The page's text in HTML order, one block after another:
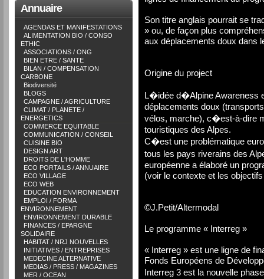
Annuaire
AGENDAS ET MANIFESTATIONS
ALIMENTATION BIO / CONSO
ETHIC
ASSOCIATIONS / ONG
BIEN ETRE / SANTE
BILAN / COMPENSATION
CARBONE
Biodiversité
BLOGS
CAMPAGNE / AGRICULTURE
CLIMAT / PLANETE /
ENERGETICS
COMMERCE EQUITABLE
COMMUNICATION / CONSEIL
CUISINE BIO
DESIGN ART
DROITS DE L'HOMME
ECO PORTAILS / ANNUAIRE
ECO VILLAGE
ECO WEB
EDUCATION ENVIRONNEMENT
EMPLOI / FORMA
ENVIRONNEMENT
ENVIRONNEMENT DURABLE
FINANCES / EPARGNE
SOLIDAIRE
HABITAT / NRJ NOUVELLES
INITIATIVES / ENTREPRISES
MEDECINE ALTERNATIVE
MEDIAS / PRESS / MAGAZINES
MER / OCEAN
Son titre anglais pourrait se
» ou, de façon plus
aux déplacements doux dans
Origine du project
L�idée d�Alpine Awareness
déplacements doux
vélos, marche), c�est-à-dire
touristiques des Alpes.
C�est une problématique
tous les pays riverains des
européenne a élaboré un
(voir le contexte et les
©J.Petit/Altermodal
Le programme « Interreg »
« Interreg » est une ligne de
Fonds Européens de
Interreg 3 est la nouvelle